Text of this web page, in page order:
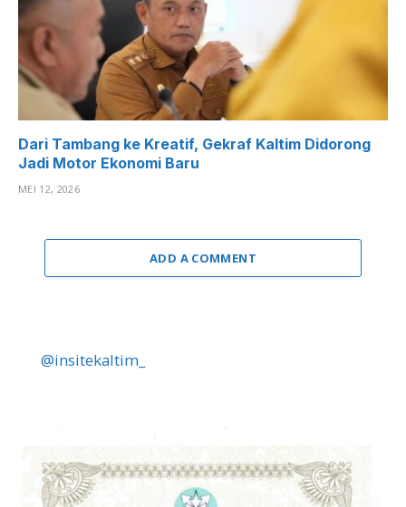
Dari Tambang ke Kreatif, Gekraf Kaltim Didorong
Jadi Motor Ekonomi Baru
MEI 12, 2026
ADD A COMMENT
@insitekaltim_